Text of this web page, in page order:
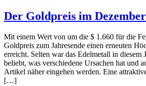
Der Goldpreis im
Mit einem Wert von um die $ 1.660 für die
Goldpreis zum Jahresende einen erneuten
erreicht. Selten war das Edelmetall in diesem
beliebt, was verschiedene Ursachen hat und
Artikel näher eingehen werden. Eine
[…]